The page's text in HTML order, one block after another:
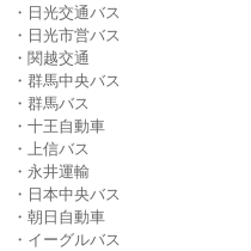
・日光交通バス
・日光市営バス
・関越交通
・群馬中央バス
・群馬バス
・十王自動車
・上信バス
・永井運輸
・日本中央バス
・朝日自動車
・イーグルバス